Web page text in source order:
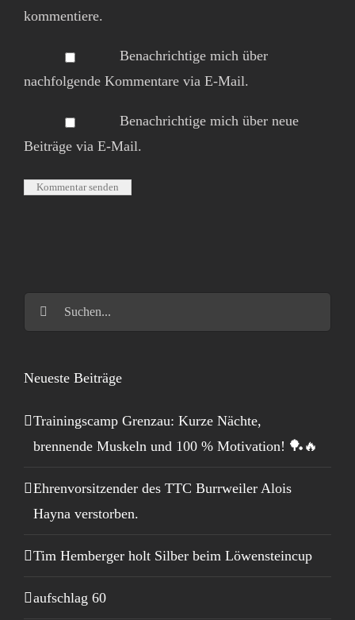
kommentiere.
Benachrichtige mich über
nachfolgende Kommentare via E-Mail.
Benachrichtige mich über neue
Beiträge via E-Mail.
Suche
nach:
Neueste Beiträge
Trainingscamp Grenzau: Kurze Nächte,
brennende Muskeln und 100 % Motivation! 🏓🔥
Ehrenvorsitzender des TTC Burrweiler Alois
Hayna verstorben.
Tim Hemberger holt Silber beim Löwensteincup
aufschlag 60